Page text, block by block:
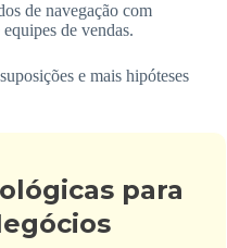
de navegação com
de vendas.
e mais hipóteses
para